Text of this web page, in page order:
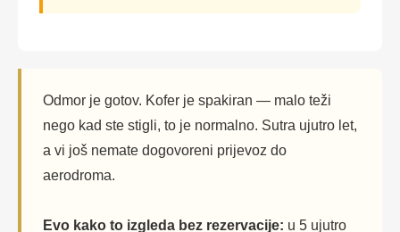
Odmor je gotov. Kofer je spakiran — malo teži
nego kad ste stigli, to je normalno. Sutra ujutro let,
a vi još nemate dogovoreni prijevoz do
aerodroma.
Evo kako to izgleda bez rezervacije: u 5 ujutro